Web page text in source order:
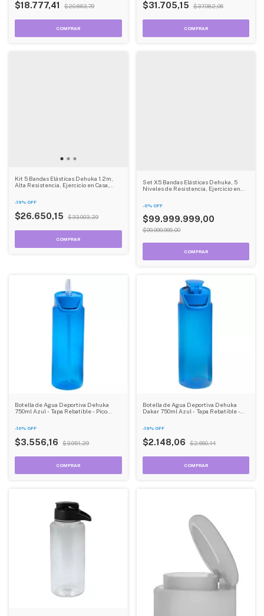
$18.777,41 $20.863,79 $31.705,15 $37.082,06
Kit 5 Bandas Elásticas Dehuka 1.2m,
Alta Resistencia, Ejercicio en Casa,
-19% OFF
$26.650,15 $33.003,29
Set X5 Bandas Elásticas Dehuka, 5
Niveles de Resistencia, Ejercicio en
-0% OFF
$99.999.999,00
$99.999.999,00
Botella de Agua Deportiva Dehuka
750ml Azul - Tapa Rebatible - Pico
-10% OFF
$3.556,16 $3.951,29
Botella de Agua Deportiva Dehuka
Dakar 750ml Azul - Tapa Rebatible -
-19% OFF
$2.148,06 $2.660,14